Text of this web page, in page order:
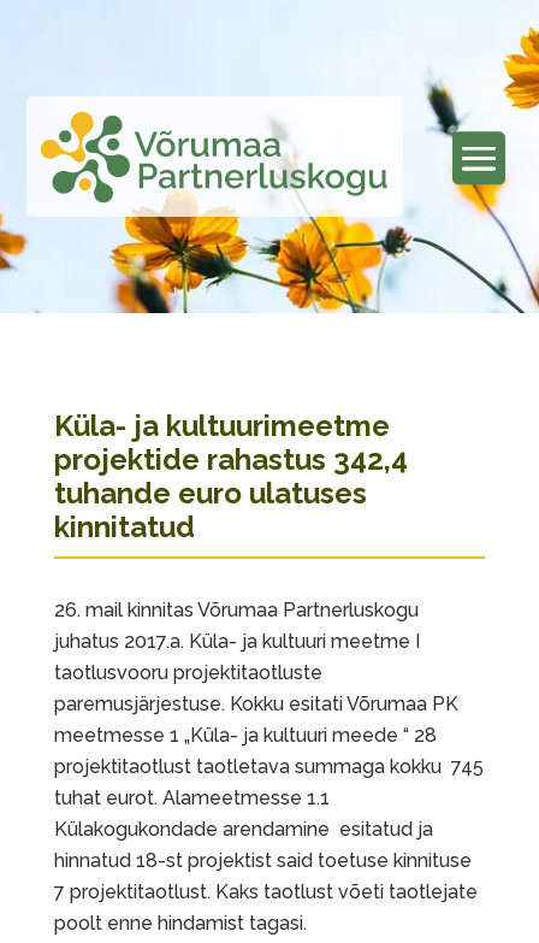
Küla- ja kultuurimeetme
projektide rahastus 342,4
tuhande euro ulatuses
kinnitatud
mail kinnitas Võrumaa Partnerluskogu
juhatus 2017.a. Küla- ja kultuuri meetme I
taotlusvooru projektitaotluste
paremusjärjestuse. Kokku esitati Võrumaa PK
meetmesse 1 „Küla- ja kultuuri meede “ 28
projektitaotlust taotletava summaga kokku 745
tuhat eurot. Alameetmesse 1.1
Külakogukondade arendamine esitatud ja
hinnatud 18-st projektist said toetuse kinnituse
7 projektitaotlust. Kaks taotlust võeti taotlejate
poolt enne hindamist tagasi.